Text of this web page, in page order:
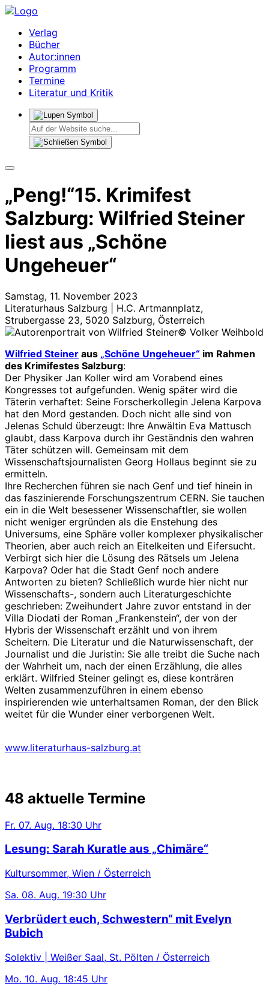
Verlag
Bücher
Autor:innen
Programm
Termine
Literatur und Kritik
„Peng!“15. Krimifest
Salzburg: Wilfried Steiner
liest aus „Schöne
Ungeheuer“
Samstag, 11. November 2023
Literaturhaus Salzburg | H.C. Artmannplatz,
Strubergasse 23, 5020 Salzburg, Österreich
© Volker Weihbold
Wilfried Steiner aus „Schöne Ungeheuer“ im Rahmen
des Krimifestes Salzburg:
Der Physiker Jan Koller wird am Vorabend eines
Kongresses tot aufgefunden. Wenig später wird die
Täterin verhaftet: Seine Forscherkollegin Jelena Karpova
hat den Mord gestanden. Doch nicht alle sind von
Jelenas Schuld überzeugt: Ihre Anwältin Eva Mattusch
glaubt, dass Karpova durch ihr Geständnis den wahren
Täter schützen will. Gemeinsam mit dem
Wissenschaftsjournalisten Georg Hollaus beginnt sie zu
ermitteln.
Ihre Recherchen führen sie nach Genf und tief hinein in
das faszinierende Forschungszentrum CERN. Sie tauchen
ein in die Welt besessener Wissenschaftler, sie wollen
nicht weniger ergründen als die Enstehung des
Universums, eine Sphäre voller komplexer physikalischer
Theorien, aber auch reich an Eitelkeiten und Eifersucht.
Verbirgt sich hier die Lösung des Rätsels um Jelena
Karpova? Oder hat die Stadt Genf noch andere
Antworten zu bieten? Schließlich wurde hier nicht nur
Wissenschafts-, sondern auch Literaturgeschichte
geschrieben: Zweihundert Jahre zuvor entstand in der
Villa Diodati der Roman „Frankenstein“, der von der
Hybris der Wissenschaft erzählt und von ihrem
Scheitern. Die Literatur und die Naturwissenschaft, der
Journalist und die Juristin: Sie alle treibt die Suche nach
der Wahrheit um, nach der einen Erzählung, die alles
erklärt. Wilfried Steiner gelingt es, diese konträren
Welten zusammenzuführen in einem ebenso
inspirierenden wie unterhaltsamen Roman, der den Blick
weitet für die Wunder einer verborgenen Welt.
www.literaturhaus-salzburg.at
48 aktuelle Termine
Fr. 07. Aug. 18:30 Uhr
Lesung: Sarah Kuratle aus „Chimäre“
Kultursommer, Wien / Österreich
Sa. 08. Aug. 19:30 Uhr
Verbrüdert euch, Schwestern“ mit Evelyn
Bubich
Solektiv | Weißer Saal, St. Pölten / Österreich
Mo. 10. Aug. 18:45 Uhr